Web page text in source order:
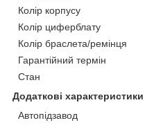
Колір корпусу
Колір циферблату
Колір браслета/ремінця
Гарантійний термін
Стан
Додаткові характеристики
Автопідзавод